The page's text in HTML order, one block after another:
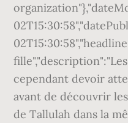
cependant devoir
avant de découvrir les
de Tallulah dans la